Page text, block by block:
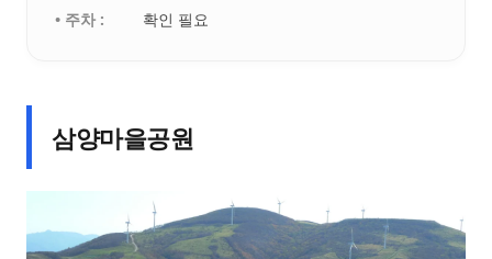
• 주차 :
확인 필요
삼양마을공원